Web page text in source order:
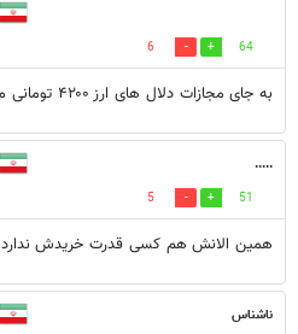
64
6
به جای مجازات دلال های ارز ۴۲۰۰ تومانی میحوان تورم درست کنن
.....
51
5
همین الانش هم کسی قدرت خریدش ندارد
ناشناس